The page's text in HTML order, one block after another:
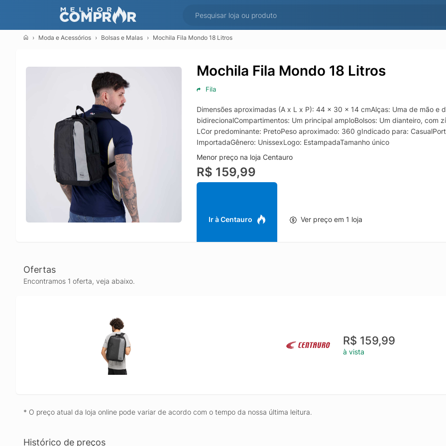
Moda e Acessórios Bolsas e Malas Mochila Fila Mondo 18 Litros
Mochila Fila Mondo 18 Litros
Fila
Dimensões aproximadas (A x L x P): 44 x 30 x 14 cmAlças: Uma de mão e
bidirecionalCompartimentos: Um principal amploBolsos: Um dianteiro, com
LCor predominante: PretoPeso aproximado: 360 gIndicado para:
ImportadaGênero: UnissexLogo: EstampadaTamanho único
Menor preço na loja Centauro
R$ 159,99
Ir à Centauro Ver preço em 1 loja
Ofertas
Encontramos 1 oferta, veja abaixo.
R$ 159,99
à vista
* O preço atual da loja online pode variar de acordo com o tempo da nossa última leitura.
Histórico de preços